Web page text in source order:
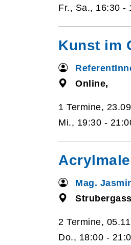
Fr., Sa., 16:30 -
Kunst im
Online,
1 Termine,
Mi., 19:30 -
Mag.
2 Termine,
Do., 18:00 -